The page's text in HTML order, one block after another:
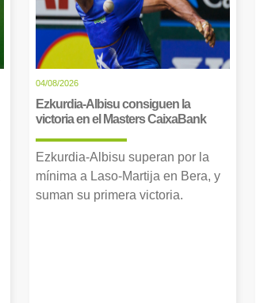
04/08/2026
Ezkurdia-Albisu consiguen la
victoria en el Masters CaixaBank
Ezkurdia-Albisu superan por la
mínima a Laso-Martija en Bera, y
suman su primera victoria.